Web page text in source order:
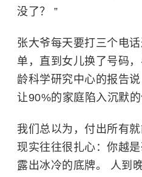
没了？ ”
张大爷每天要打三个电
单，直到女儿换了号码
龄科学研究中心的报告
让90%的家庭陷入沉默的
我们总以为，付出所有
现实往往很扎心：你越
露出冰冷的底牌。 人到